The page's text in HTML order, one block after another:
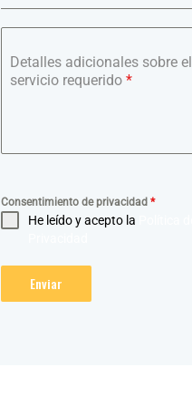
Detalles adicionales sobre el
servicio requerido *
Consentimiento de privacidad *
He leído y acepto la
Enviar